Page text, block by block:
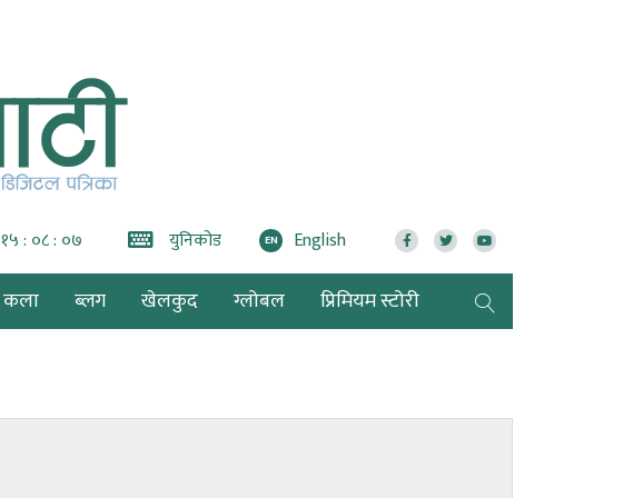
१५ : ०८ : ०७ युनिकोड EN English
कला ब्लग खेलकुद ग्लोबल प्रिमियम स्टोरी